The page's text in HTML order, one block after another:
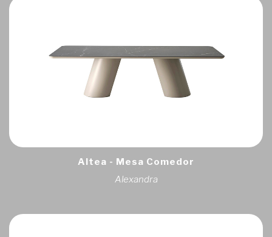
Altea - Mesa Comedor
Alexandra